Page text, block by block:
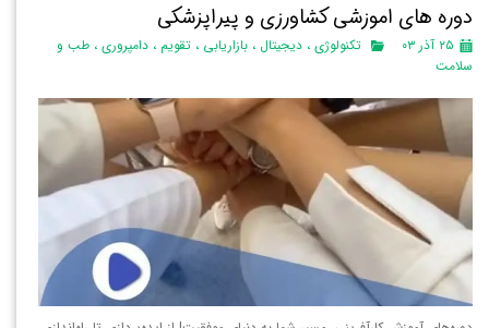
دوره های اموزشی کشاورزی و پیراپزشکی
۲۵ آذر ۰۳ تکنولوژی ، دیجیتال ، بازاریابی ، تقویم ، دامپروری ، طب و
سلامت